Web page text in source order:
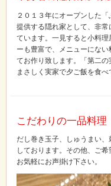
２０１３年にオープンした
提供する隠れ家として、非
ています。一見すると小料
ーも豊富で、メニューにな
てお作り致します。「第二の
まさしく実家で夕ご飯を食べ
こだわりの一品料理
だし巻き玉子、しゅうまい
しております。その他、ご希
お気軽にお声掛け下さい。